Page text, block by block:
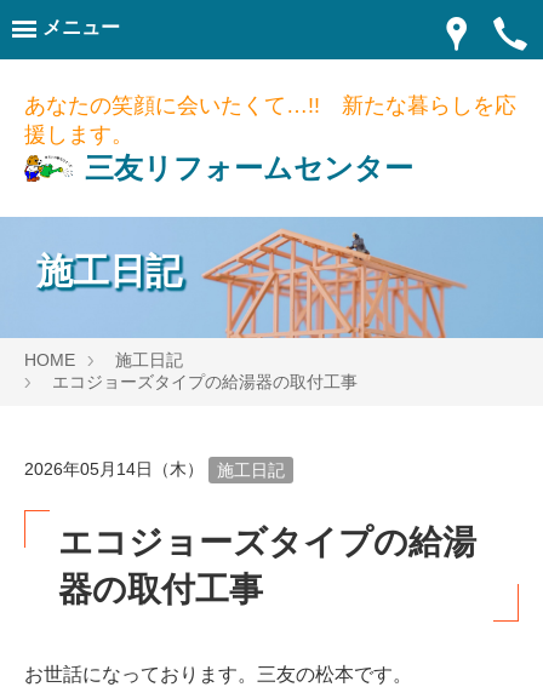
あなたの笑顔に会いたくて…!! 新たな暮らしを応
援します。
三友リフォームセンター
メニュー
施工日記
HOME
施工日記
エコジョーズタイプの給湯器の取付工事
2026年05月14日（木） 施工日記
エコジョーズタイプの給湯
器の取付工事
お世話になっております。三友の松本です。